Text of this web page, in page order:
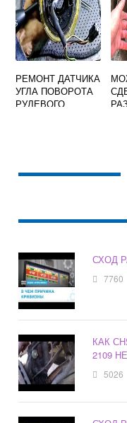
РЕМОНТ ДАТЧИКА
УГЛА ПОВОРОТА
РУЛЕВОГО
СХОД
7760
КАК
2109
5026